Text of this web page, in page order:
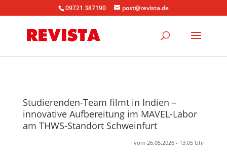
09721 387190 post@revista.de
Studierenden-Team filmt in Indien –
innovative Aufbereitung im MAVEL-Labor
am THWS-Standort Schweinfurt
vom 26.05.2026 - 13:05 Uhr